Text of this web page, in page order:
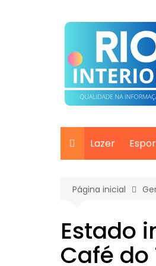
Lazer
Página inicial
Estado
Café